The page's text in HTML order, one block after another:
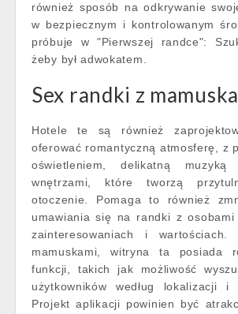
również sposób na odkrywanie
w bezpiecznym i kontrolowanym
próbuje w "Pierwszej randce":
żeby był adwokatem.
Sex randki z
Hotele te są również
oferować romantyczną atmosferę, z
oświetleniem, delikatną
wnętrzami, które tworzą
otoczenie. Pomaga to również
umawiania się na randki z osobami
zainteresowaniach i
mamuskami, witryna ta posiada
funkcji, takich jak możliwość
użytkowników według lokalizacji i
Projekt aplikacji powinien być